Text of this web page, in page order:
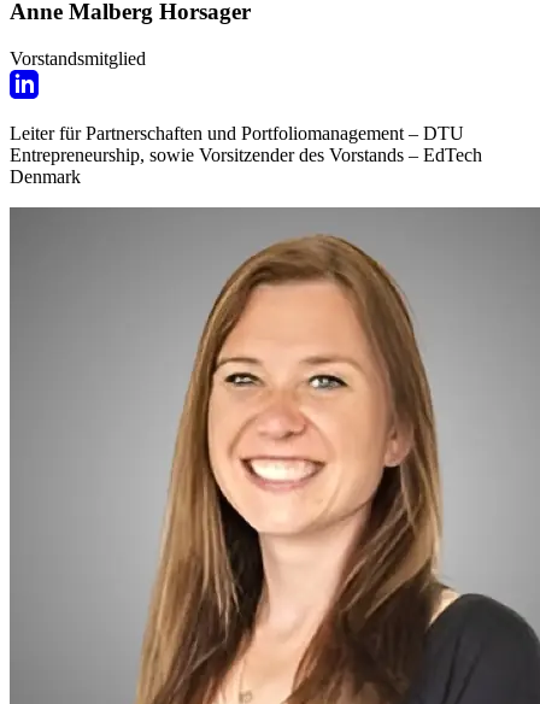
Anne Malberg Horsager
Vorstandsmitglied
Leiter für Partnerschaften und Portfoliomanagement – DTU
Entrepreneurship, sowie Vorsitzender des Vorstands – EdTech
Denmark